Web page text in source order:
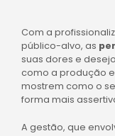
Com a
público-alvo, as
suas dores e
como a produção
mostrem como o
forma mais
A gestão, que